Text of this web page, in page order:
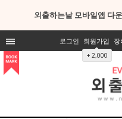
외출하는날 모바일앱 다
로그인 회원가입
+ 2,000
장